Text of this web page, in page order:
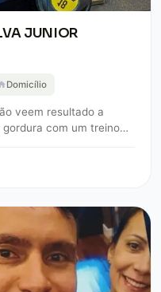
JUNIOR
Domicílio
veem resultado a
com um treino